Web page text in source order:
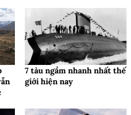
7 tàu ngầm nhanh nhất thế
giới hiện nay